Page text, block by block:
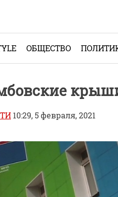
ОБЩЕСТВО
10:29, 5 февраля, 2021